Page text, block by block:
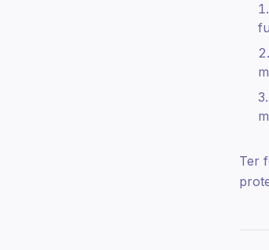
Ter